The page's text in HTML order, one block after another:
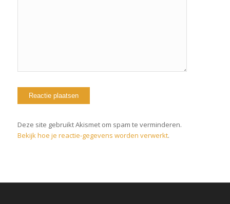
Deze site gebruikt Akismet om spam te verminderen.
Bekijk hoe je reactie-gegevens worden verwerkt.